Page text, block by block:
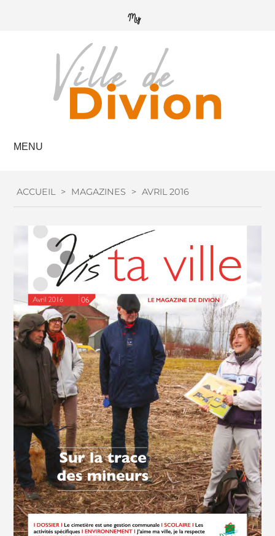
MENU
ACCUEIL > MAGAZINES > AVRIL 2016